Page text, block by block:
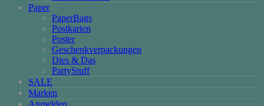
Paper
PaperBags
Postkarten
Poster
Geschenkverpackungen
Dies & Das
PartyStuff
SALE
Marken